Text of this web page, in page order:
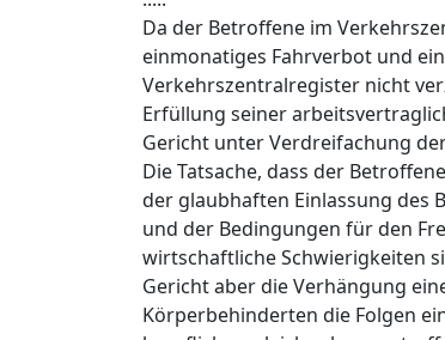
Da der Betroffene im
einmonatiges Fahrverbot und
Verkehrszentralregister nicht
Erfüllung seiner
Gericht unter Verdreifachung
Die Tatsache, dass der
der glaubhaften Einlassung des
und der Bedingungen für den
wirtschaftliche Schwierigkeiten
Gericht aber die Verhängung
Körperbehinderten die Folgen